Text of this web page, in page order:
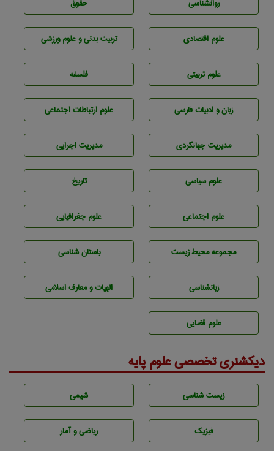
روانشناسی حقوق
علوم اقتصادی تربيت بدنی و علوم ورزشی
علوم تربيتی فلسفه
زبان و ادبيات فارسی علوم ارتباطات اجتماعی
مديريت جهانگردی مديريت اجرايی
علوم سياسی تاريخ
علوم اجتماعی علوم جغرافيايی
مجموعه محيط زيست باستان شناسی
زبانشناسی الهیات و معارف اسلامی
علوم قضایی
دیکشنری تخصصی علوم پایه
زيست شناسی شيمی
فیزیک ریاضی و آمار